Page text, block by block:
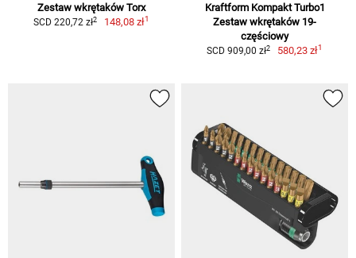
Zestaw wkrętaków Torx
SCD 220,72 zł2 148,08 zł1
Kraftform Kompakt Turbo1
Zestaw wkrętaków 19-
częściowy
SCD 909,00 zł2 580,23 zł1